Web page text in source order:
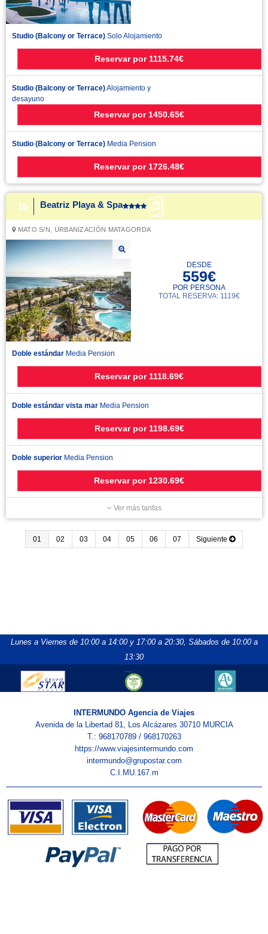
Studio (Balcony or Terrace) Solo Alojamiento
Reservar por 1115.74€
Studio (Balcony or Terrace)Alojamiento y
desayuno
Reservar por 1450.65€
Studio (Balcony or Terrace) Media Pension
Reservar por 1726.48€
15 Beatriz Playa & Spa
MATO S/N, URBANIZACIÓN MATAGORDA
DESDE
559€
POR PERSONA
TOTAL RESERVA: 1119€
Doble estándar Media Pension
Reservar por 1118.69€
Doble estándar vista mar Media Pension
Reservar por 1198.69€
Doble superior Media Pension
Reservar por 1230.69€
Ver más tarifas
01 02 03 04 05 06 07 Siguiente
Lunes a Viernes de 10:00 a 14:00 y 17:00 a 20:30, Sábados de 10:00 a
13:30
INTERMUNDO Agencia de Viajes
Avenida de la Libertad 81, Los Alcázares 30710 MURCIA
T.: 968170789 / 968170263
https://www.viajesintermundo.com
intermundo@grupostar.com
C.I.MU.167.m